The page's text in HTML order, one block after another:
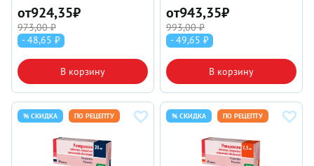
от924,35₽
973,00 ₽
- 48,65 ₽
В корзину
от943,35₽
993,00 ₽
- 49,65 ₽
В корзину
% СКИДКА ПО РЕЦЕПТУ % СКИДКА ПО РЕЦЕПТУ